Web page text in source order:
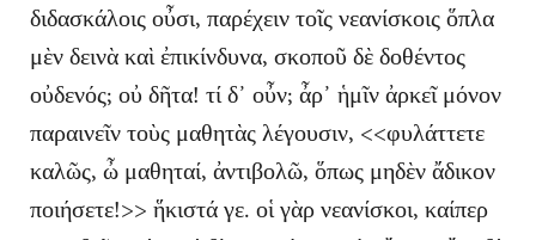
διδασκάλοις οὖσι, παρέχειν τοῖς νεανίσκοις ὅπλα
μὲν δεινὰ καὶ ἐπικίνδυνα, σκοποῦ δὲ δοθέντος
οὐδενός; οὐ δῆτα! τί δ᾽ οὖν; ἆρ᾽ ἡμῖν ἀρκεῖ μόνον
παραινεῖν τοὺς μαθητὰς λέγουσιν, <<φυλάττετε
καλῶς, ὦ μαθηταί, ἀντιβολῶ, ὅπως μηδὲν ἄδικον
ποιήσετε!>> ἥκιστά γε. οἱ γὰρ νεανίσκοι, καίπερ